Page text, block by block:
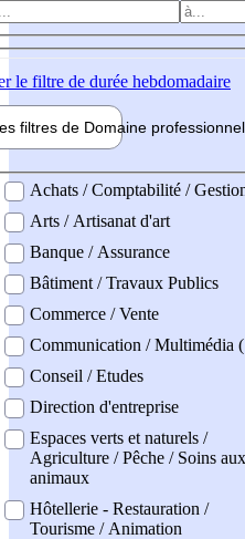
le filtre de durée hebdomadaire
filtres de Domaine professionnel
professionel
Achats / Comptabilité /
Arts / Artisanat d'art
Banque / Assurance
Bâtiment / Travaux Publics
Commerce / Vente
Communication / Multimédia
Conseil / Etudes
Direction d'entreprise
Espaces verts et naturels /
Agriculture / Pêche / Soins aux
animaux
Hôtellerie - Restauration /
Tourisme / Animation